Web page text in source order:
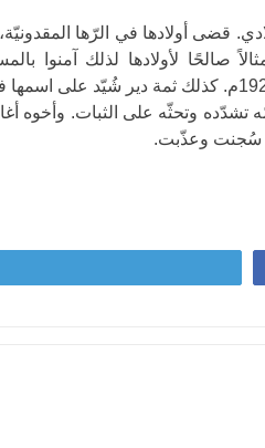
قضى أولادها في الرّها
صالحًا لأولادها لذلك آمنوا
بقي إكرامها حيًّا في آسيا الصغرى إلى أن جرى طرد الأرثوذكس من هناك في العام 1922م.
تشدّده وتحثّه على الثبات. وأخوه
سُجنت وعذّبت.